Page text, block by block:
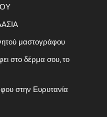
μαστογράφου
στο δέρμα σου, το
στην Ευρυτανία